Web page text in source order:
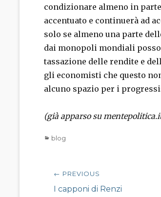
condizionare almeno in parte
accentuato e continuerà ad
solo se almeno una parte
dai monopoli mondiali
tassazione delle rendite e
gli economisti che questo
alcuno spazio per i
(già apparso su mentepolitica.it
Categories
blog
Navigazione
articoli
← PREVIOUS
Previous
I capponi di Renzi